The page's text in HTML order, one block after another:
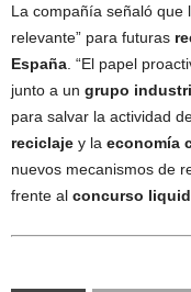
La compañía señaló que
relevante” para futuras
España . “El papel
junto a un grupo
para salvar la actividad
reciclaje y la economía
nuevos mecanismos de
frente al concurso